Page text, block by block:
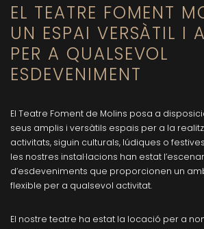
EL TEATRE FOMENT
UN ESPAI VERSÀTIL I
PER A QUALSEVOL
ESDEVENIMENT
El Teatre Foment de Molins posa a
seus amplis i versàtils espais per a la
activitats, siguin culturals, lúdiques o
les nostres instal·lacions han estat
d’esdeveniments que proporcionen un
flexible per a qualsevol activitat.
El nostre teatre ha estat la locació per a